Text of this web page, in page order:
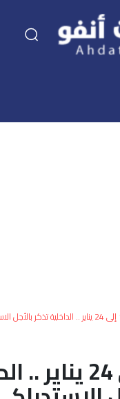
اقتصاد
العالم
الصحراء
من 18 إلى 24 يناير .. الداخلية تذكر
من 18 إلى 24